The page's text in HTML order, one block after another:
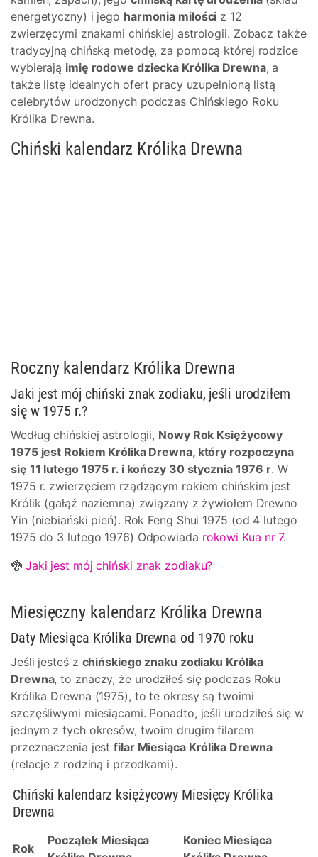
energetyczny) i jego harmonia miłości z 12
zwierzęcymi znakami chińskiej astrologii. Zobacz także
tradycyjną chińską metodę, za pomocą której rodzice
wybierają imię rodowe dziecka Królika Drewna, a
także listę idealnych ofert pracy uzupełnioną listą
celebrytów urodzonych podczas Chińskiego Roku
Królika Drewna.
Chiński kalendarz Królika Drewna
Roczny kalendarz Królika Drewna
Jaki jest mój chiński znak zodiaku, jeśli urodziłem
się w 1975 r.?
Według chińskiej astrologii, Nowy Rok Księżycowy
1975 jest Rokiem Królika Drewna, który rozpoczyna
się 11 lutego 1975 r. i kończy 30 stycznia 1976 r. W
1975 r. zwierzęciem rządzącym rokiem chińskim jest
Królik (gałąź naziemna) związany z żywiołem Drewno
Yin (niebiański pień). Rok Feng Shui 1975 (od 4 lutego
1975 do 3 lutego 1976) Odpowiada rokowi Kua nr 7.
🐉 Jaki jest mój chiński znak zodiaku?
Miesięczny kalendarz Królika Drewna
Daty Miesiąca Królika Drewna od 1970 roku
Jeśli jesteś z chińskiego znaku zodiaku Królika
Drewna, to znaczy, że urodziłeś się podczas Roku
Królika Drewna (1975), to te okresy są twoimi
szczęśliwymi miesiącami. Ponadto, jeśli urodziłeś się w
jednym z tych okresów, twoim drugim filarem
przeznaczenia jestfilar Miesiąca Królika Drewna
(relacje z rodziną i przodkami).
Chiński kalendarz księżycowy Miesięcy Królika
Drewna
Rok
Początek Miesiąca
Koniec Miesiąca